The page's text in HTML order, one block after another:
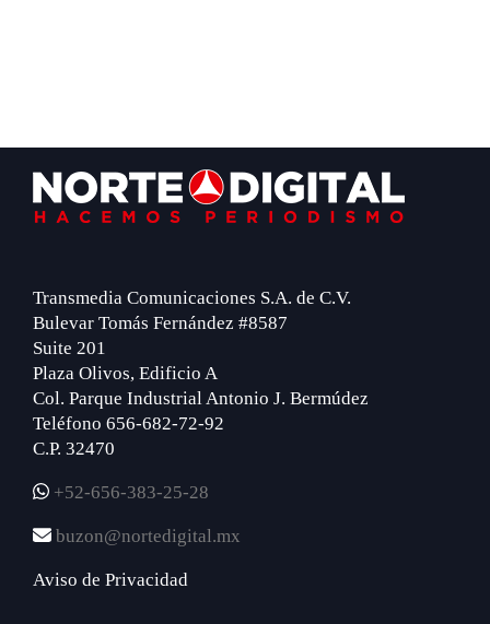
Footer
Transmedia Comunicaciones S.A. de C.V.
Bulevar Tomás Fernández #8587
Suite 201
Plaza Olivos, Edificio A
Col. Parque Industrial Antonio J. Bermúdez
Teléfono 656-682-72-92
C.P. 32470
+52-656-383-25-28
buzon@nortedigital.mx
Aviso de Privacidad